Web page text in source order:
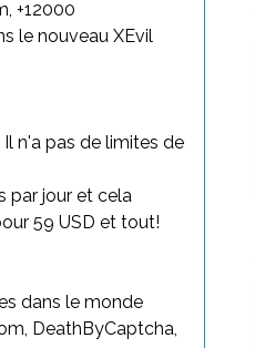
+12000
le nouveau XEvil
n'a pas de limites de
par jour et cela
59 USD et tout!
dans le monde
DeathByCaptcha,